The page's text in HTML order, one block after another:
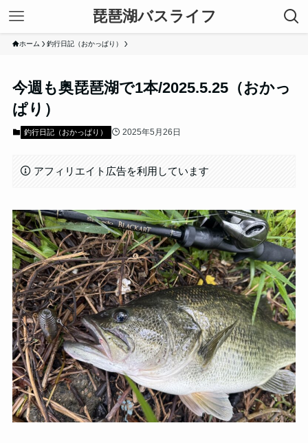
琵琶湖バスライフ
ホーム 釣行日記（おかっぱり）
今週も奥琵琶湖で1本/2025.5.25（おかっ
ぱり）
釣行日記（おかっぱり） 2025年5月26日
アフィリエイト広告を利用しています